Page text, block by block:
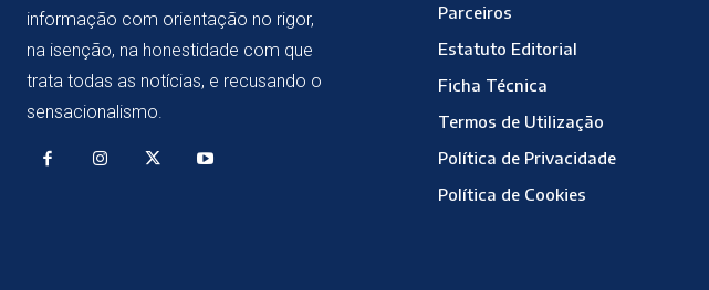
informação com orientação no rigor,
na isenção, na honestidade com que
trata todas as notícias, e recusando o
sensacionalismo.
Parceiros
Estatuto Editorial
Ficha Técnica
Termos de Utilização
Política de Privacidade
Política de Cookies